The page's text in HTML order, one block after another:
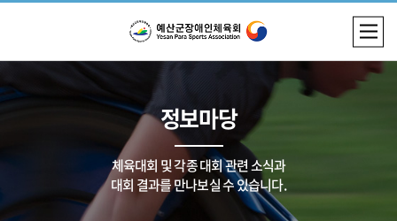
정보마당
체육대회 및 각종 대회 관련 소식과
대회 결과를 만나보실 수 있습니다.